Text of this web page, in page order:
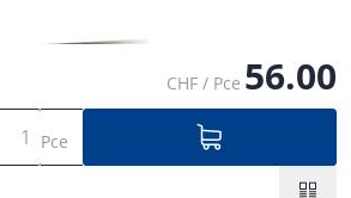
CHF / Pce 56.00
Pce